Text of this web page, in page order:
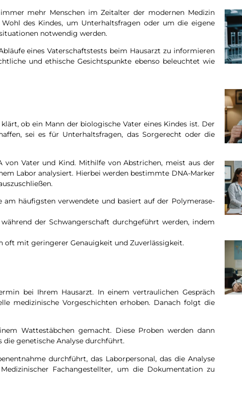
mehr Menschen im Zeitalter der modernen Medizin
des Kindes, um Unterhaltsfragen oder um die eigene
notwendig werden.
eines Vaterschaftstests beim Hausarzt zu informieren
und ethische Gesichtspunkte ebenso beleuchtet wie
ob ein Mann der biologische Vater eines Kindes ist. Der
sei es für Unterhaltsfragen, das Sorgerecht oder die
von Vater und Kind. Mithilfe von Abstrichen, meist aus der
Labor analysiert. Hierbei werden bestimmte DNA-Marker
am häufigsten verwendete und basiert auf der Polymerase-
der Schwangerschaft durchgeführt werden, indem
oft mit geringerer Genauigkeit und Zuverlässigkeit.
bei Ihrem Hausarzt. In einem vertraulichen Gespräch
medizinische Vorgeschichten erhoben. Danach folgt die
Wattestäbchen gemacht. Diese Proben werden dann
die genetische Analyse durchführt.
durchführt, das Laborpersonal, das die Analyse
Fachangestellter, um die Dokumentation zu